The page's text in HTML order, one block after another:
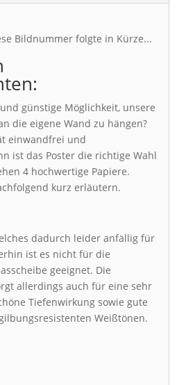
Bildnummer folgte in Kürze...
günstige Möglichkeit, unsere
die eigene Wand zu hängen?
einwandfrei und
ist das Poster die richtige Wahl
4 hochwertige Papiere.
kurz erläutern.
dadurch leider anfällig für
ist es nicht für die
geeignet. Die
allerdings auch für eine sehr
Tiefenwirkung sowie gute
Weißtönen.